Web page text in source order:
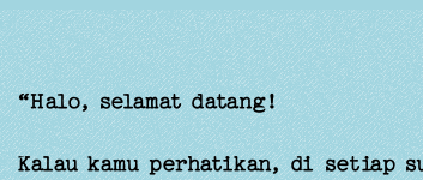
“Halo, selamat datang!
Kalau kamu perhatikan, di setiap